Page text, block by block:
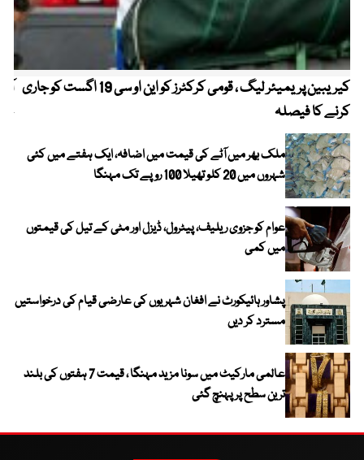
کیریبین پریمیئر لیگ ، قومی کرکٹرز کو این او سی 19 اگست کو جاری
کرنے کا فیصلہ
ملک بھر میں آٹے کی قیمت میں اضافہ، ایک ہفتے میں کئی
شہروں میں 20 کلو تھیلا 100 روپے تک مہنگا
عوام کو جزوی ریلیف، پیٹرول، ڈیزل اور مٹی کے تیل کی قیمتوں
میں کمی
پشاور ہائیکورٹ نے افغان شہریوں کی عارضی قیام کی درخواستیں
مسترد کر دیں
عالمی مارکیٹ میں سونا مزید مہنگا ، قیمت 7 ہفتوں کی بلند
ترین سطح پر پہنچ گئی